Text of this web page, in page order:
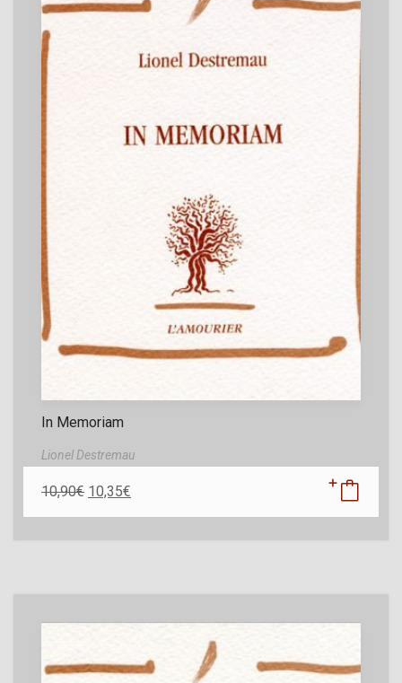
In Memoriam
Lionel Destremau
10,90€ 10,35€